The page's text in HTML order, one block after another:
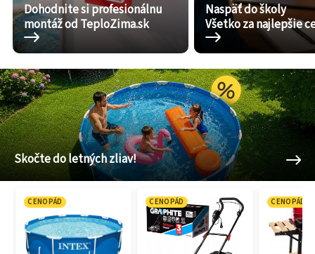
Dohodnite si profesionálnu
montáž od TeploZima.sk
Naspäť do školy
Všetko za najlepšie
Skočte do letných zliav!
CENOPÁD CENOPÁD CENOPÁD